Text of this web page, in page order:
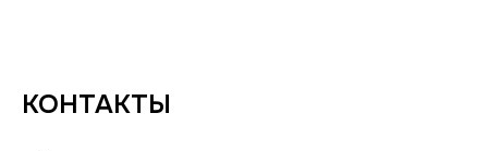
КОНТАКТЫ